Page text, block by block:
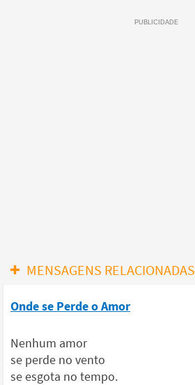
MENSAGENS RELACIONADAS
Onde se Perde o Amor
Nenhum amor
se perde no vento
se esgota no tempo.